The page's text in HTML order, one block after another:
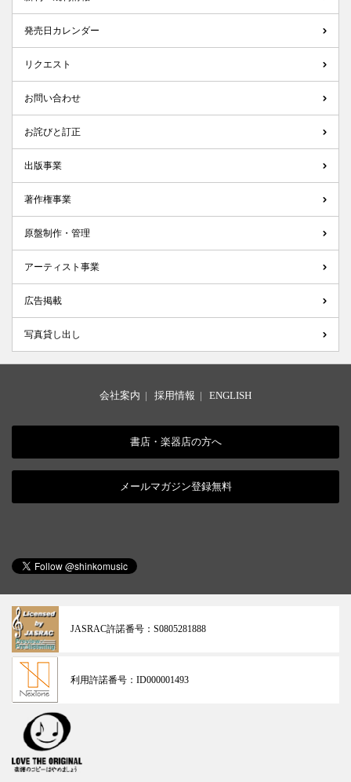
発売日カレンダー
リクエスト
お問い合わせ
お詫びと訂正
出版事業
著作権事業
原盤制作・管理
アーティスト事業
広告掲載
写真貸し出し
会社案内 | 採用情報 | ENGLISH
書店・楽器店の方へ
メールマガジン登録無料
JASRAC許諾番号： S0805281888
利用許諾番号： ID000001493